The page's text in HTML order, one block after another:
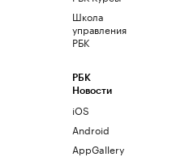
Школа
управления
РБК
РБК
Новости
iOS
Android
AppGallery